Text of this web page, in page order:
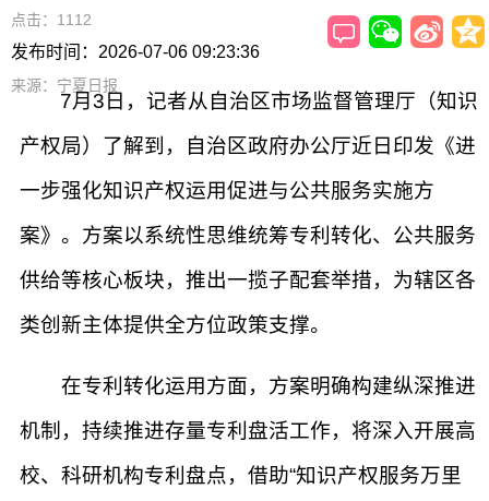
点击：1112
发布时间：2026-07-06 09:23:36
来源：宁夏日报
7月3日，记者从自治区市场监督管理厅（知识
产权局）了解到，自治区政府办公厅近日印发《进
一步强化知识产权运用促进与公共服务实施方
案》。方案以系统性思维统筹专利转化、公共服务
供给等核心板块，推出一揽子配套举措，为辖区各
类创新主体提供全方位政策支撑。
在专利转化运用方面，方案明确构建纵深推进
机制，持续推进存量专利盘活工作，将深入开展高
校、科研机构专利盘点，借助“知识产权服务万里